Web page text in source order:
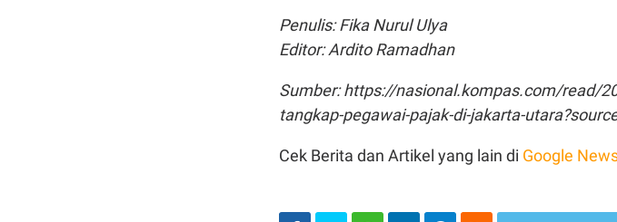
Penulis: Fika Nurul Ulya
Editor: Ardito Ramadhan
Sumber: https://nasional.kompas.com/read/
tangkap-pegawai-pajak-di-jakarta-
Cek Berita dan Artikel yang lain di Google